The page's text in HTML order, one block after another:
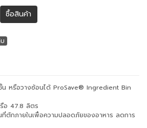
ซื้อสินค้า
น หรือวางซ้อนได้ ProSave® Ingredient Bin
อ 47.8 ลิตร
ตักภายในเพื่อความปลอดภัยของอาหาร ลดการ